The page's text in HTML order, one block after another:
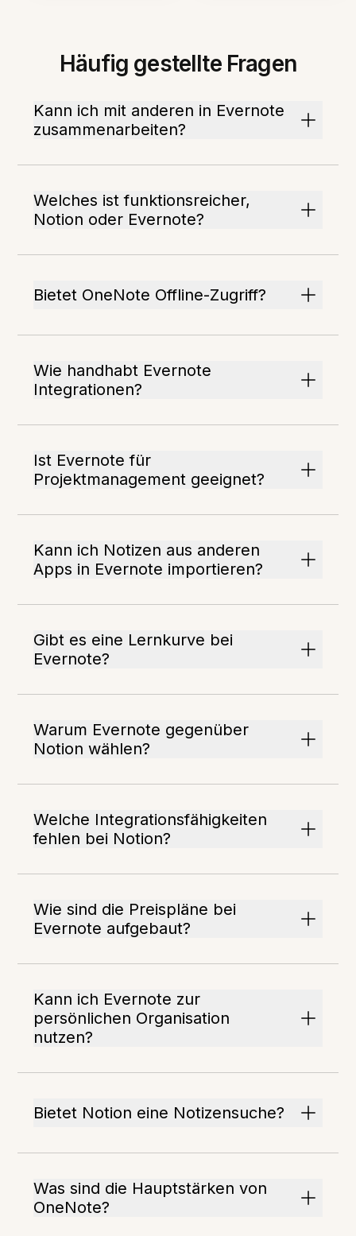
Häufig gestellte Fragen
Kann ich mit anderen in Evernote
zusammenarbeiten?
Welches ist funktionsreicher,
Notion oder Evernote?
Bietet OneNote Offline-Zugriff?
Wie handhabt Evernote
Integrationen?
Ist Evernote für
Projektmanagement geeignet?
Kann ich Notizen aus anderen
Apps in Evernote importieren?
Gibt es eine Lernkurve bei
Evernote?
Warum Evernote gegenüber
Notion wählen?
Welche Integrationsfähigkeiten
fehlen bei Notion?
Wie sind die Preispläne bei
Evernote aufgebaut?
Kann ich Evernote zur
persönlichen Organisation
nutzen?
Bietet Notion eine Notizensuche?
Was sind die Hauptstärken von
OneNote?